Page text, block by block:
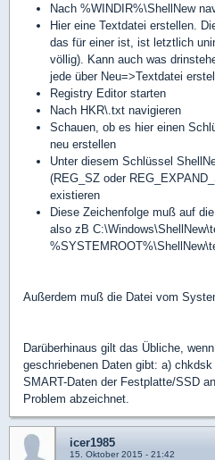
Nach %WINDIR%\ShellNew
Hier eine Textdatei erstellen.
das für einer ist, ist letztlich
völlig). Kann auch was
jede über Neu=>Textdatei
Registry Editor starten
Nach HKR\.txt navigieren
Schauen, ob es hier einen
neu erstellen
Unter diesem Schlüssel
(REG_SZ oder
existieren
Diese Zeichenfolge muß auf
also zB
Außerdem muß die Datei vom
Darüberhinaus gilt das Übliche,
geschriebenen Daten gibt: a)
SMART-Daten der Festplatte/SSD
Problem abzeichnet.
icer1985
15. Oktober 2015 - 21:42